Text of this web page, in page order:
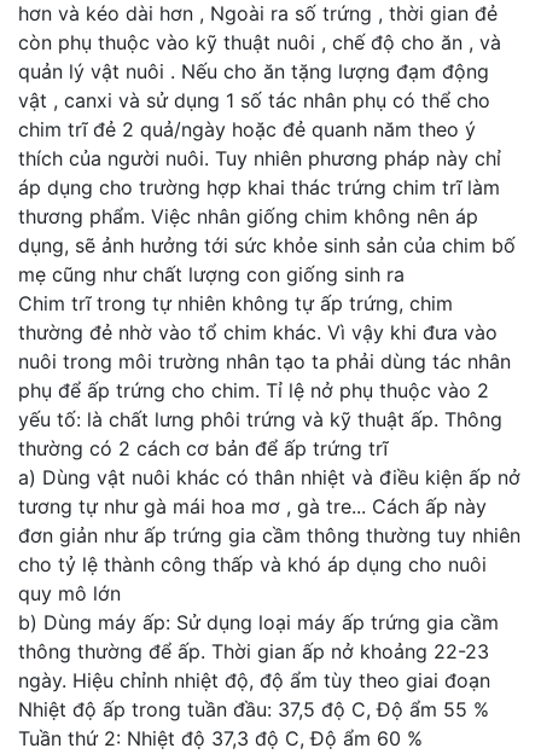
hơn và kéo dài hơn , Ngoài ra số trứng , thời gian đẻ
còn phụ thuộc vào kỹ thuật nuôi , chế độ cho ăn , và
quản lý vật nuôi . Nếu cho ăn tặng lượng đạm động
vật , canxi và sử dụng 1 số tác nhân phụ có thể cho
chim trĩ đẻ 2 quả/ngày hoặc đẻ quanh năm theo ý
thích của người nuôi. Tuy nhiên phương pháp này chỉ
áp dụng cho trường hợp khai thác trứng chim trĩ làm
thương phẩm. Việc nhân giống chim không nên áp
dụng, sẽ ảnh hưởng tới sức khỏe sinh sản của chim bố
mẹ cũng như chất lượng con giống sinh ra
Chim trĩ trong tự nhiên không tự ấp trứng, chim
thường đẻ nhờ vào tổ chim khác. Vì vậy khi đưa vào
nuôi trong môi trường nhân tạo ta phải dùng tác nhân
phụ để ấp trứng cho chim. Tỉ lệ nở phụ thuộc vào 2
yếu tố: là chất lưng phôi trứng và kỹ thuật ấp. Thông
thường có 2 cách cơ bản để ấp trứng trĩ
a) Dùng vật nuôi khác có thân nhiệt và điều kiện ấp nở
tương tự như gà mái hoa mơ , gà tre... Cách ấp này
đơn giản như ấp trứng gia cầm thông thường tuy nhiên
cho tỷ lệ thành công thấp và khó áp dụng cho nuôi
quy mô lớn
b) Dùng máy ấp: Sử dụng loại máy ấp trứng gia cầm
thông thường để ấp. Thời gian ấp nở khoảng 22-23
ngày. Hiệu chỉnh nhiệt độ, độ ẩm tùy theo giai đoạn
Nhiệt độ ấp trong tuần đầu: 37,5 độ C, Độ ẩm 55 %
Tuần thứ 2: Nhiệt độ 37,3 độ C, Độ ẩm 60 %